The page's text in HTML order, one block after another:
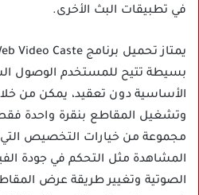
في تطبيقات البث الأخرى.
بسيطة تتيح للمستخدم الوصول
الأساسية دون تعقيد، يمكن من
وتشغيل المقاطع بنقرة واحدة
مجموعة من خيارات التخصيص
المشاهدة مثل التحكم في جودة
الصوتية وتغيير طريقة عرض